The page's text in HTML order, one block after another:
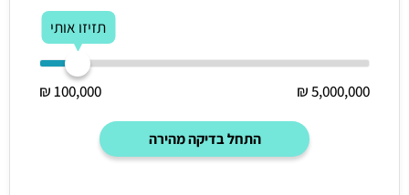
תזיזו אותי
5,000,000 ₪
100,000 ₪
התחל בדיקה מהירה